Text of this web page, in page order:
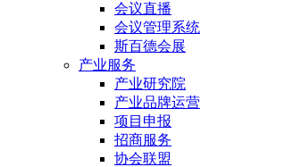
会议直播
会议管理系统
斯百德会展
产业服务
产业研究院
产业品牌运营
项目申报
招商服务
协会联盟